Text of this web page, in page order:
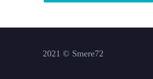
2021 © Smere72